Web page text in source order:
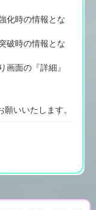
化時の情報とな
破時の情報とな
面の『詳細』
いいたします。